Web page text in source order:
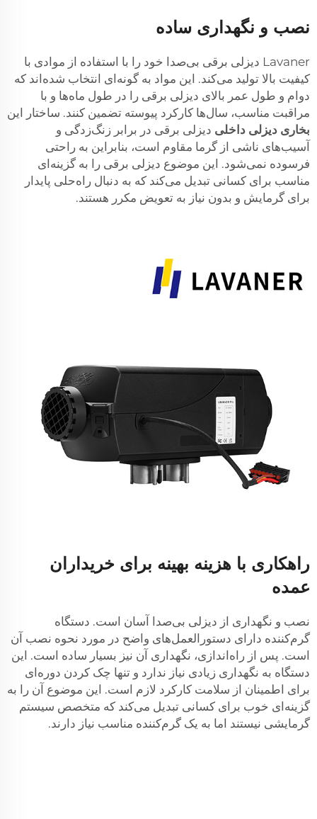
نصب و نگهداری ساده
Lavaner دیزلی برقی بی‌صدا خود را با استفاده از موادی با
کیفیت بالا تولید می‌کند. این مواد به گونه‌ای انتخاب شده‌اند که
دوام و طول عمر بالای دیزلی برقی را در طول ماه‌ها و با
مراقبت مناسب، سال‌ها کارکرد پیوسته تضمین کنند. ساختار این
بخاری دیزلی داخلی دیزلی برقی در برابر زنگ‌زدگی و
آسیب‌های ناشی از گرما مقاوم است، بنابراین به راحتی
فرسوده نمی‌شود. این موضوع دیزلی برقی را به گزینه‌ای
مناسب برای کسانی تبدیل می‌کند که به دنبال راه‌حلی پایدار
برای گرمایش و بدون نیاز به تعویض مکرر هستند.
راهکاری با هزینه بهینه برای خریداران
عمده
نصب و نگهداری از دیزلی بی‌صدا آسان است. دستگاه
گرم‌کننده دارای دستورالعمل‌های واضح در مورد نحوه نصب آن
است. پس از راه‌اندازی، نگهداری آن نیز بسیار ساده است. این
دستگاه به نگهداری زیادی نیاز ندارد و تنها چک کردن دوره‌ای
برای اطمینان از سلامت کارکرد لازم است. این موضوع آن را به
گزینه‌ای خوب برای کسانی تبدیل می‌کند که متخصص سیستم
گرمایشی نیستند اما به یک گرم‌کننده مناسب نیاز دارند.